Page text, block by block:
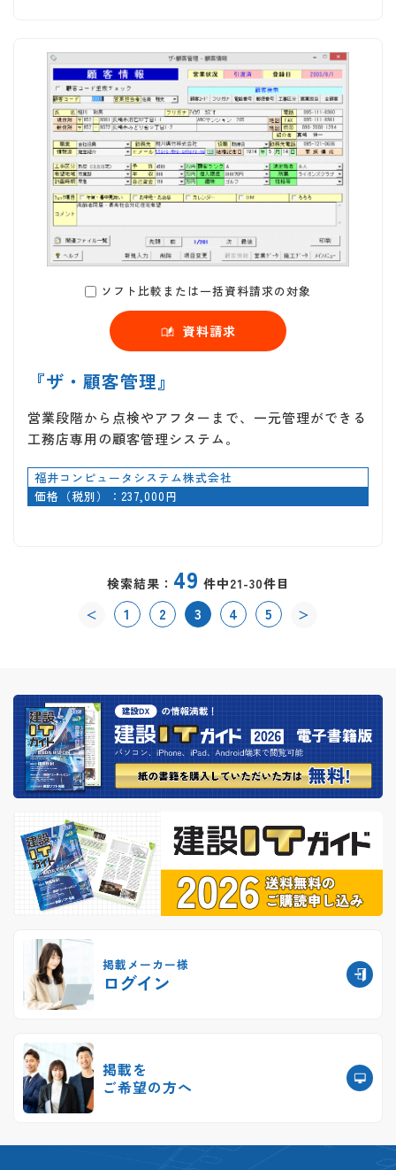
ソフト比較または一括資料請求の対象
資料請求
『ザ・顧客管理』
営業段階から点検やアフターまで、一元管理ができる
工務店専用の顧客管理システム。
福井コンピュータシステム株式会社
価格（税別）：237,000円
検索結果： 49 件中21-30件目
＜ 1 2 3 4 5 ＞
掲載メーカー様
ログイン
掲載を
ご希望の方へ